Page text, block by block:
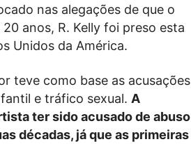
nas alegações de que o
anos, R. Kelly foi preso esta
Unidos da América.
teve como base as acusações
e tráfico sexual. A
ter sido acusado de abuso
décadas, já que as primeiras